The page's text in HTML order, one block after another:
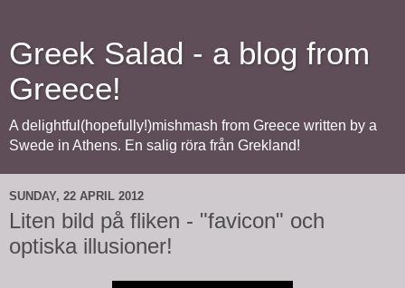
Greek Salad - a blog from
Greece!
A delightful(hopefully!)mishmash from Greece written by a
Swede in Athens. En salig röra från Grekland!
SUNDAY, 22 APRIL 2012
Liten bild på fliken - "favicon" och
optiska illusioner!